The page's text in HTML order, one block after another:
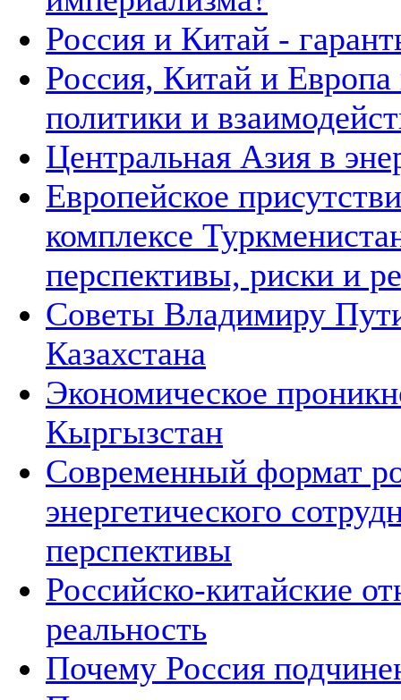
Россия и Китай -
Россия, Китай и
политики и
Центральная Азия в
Европейское
комплексе
перспективы, риски и
Советы Владимиру
Казахстана
Экономическое
Кыргызстан
Современный формат
энергетического
перспективы
Российско-китайские
реальность
Почему Россия